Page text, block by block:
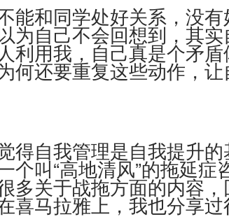
和同学处好关系，没
自己不会回想到，其
用我，自己真是个矛
还要重复这些动作，
自我管理是自我提升
叫“高地清风”的拖延
关于战拖方面的内容，
马拉雅上，我也分享